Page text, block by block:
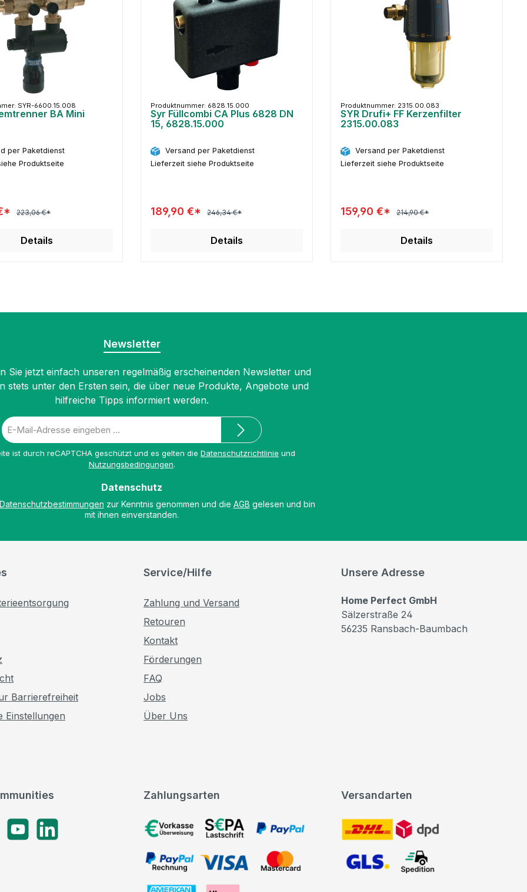
SYR-6600.15.008
BA Mini
per Paketdienst
Produktseite
223,06 €*
Details
Produktnummer: 6828.15.000
Syr Füllcombi CA Plus 6828 DN
15, 6828.15.000
Versand per Paketdienst
Lieferzeit siehe Produktseite
189,90 €* 246,34 €*
Details
Produktnummer: 2315.00.083
SYR Drufi+ FF Kerzenfilter
2315.00.083
Versand per Paketdienst
Lieferzeit siehe Produktseite
159,90 €* 214,90 €*
Details
Newsletter
Sie jetzt einfach unseren regelmäßig erscheinenden Newsletter und
stets unter den Ersten sein, die über neue Produkte, Angebote und
hilfreiche Tipps informiert werden.
E-
Mail-
ist durch reCAPTCHA geschützt und es gelten die Datenschutzrichtlinie und
Nutzungsbedingungen.
Datenschutz
zur Kenntnis genommen und die AGB gelesen und bin
mit ihnen einverstanden.
Barrierefreiheit
Einstellungen
Service/Hilfe
Zahlung und Versand
Retouren
Kontakt
Förderungen
FAQ
Jobs
Über Uns
Zahlungsarten
Vorkasse, SEPA-Lastschrift, PayPal
PayPal Rechnung, VISA, Mastercard
Versandarten
Unsere Adresse
Home Perfect GmbH
Sälzerstraße 24
56235 Ransbach-Baumbach
YouTubeLinkedIn